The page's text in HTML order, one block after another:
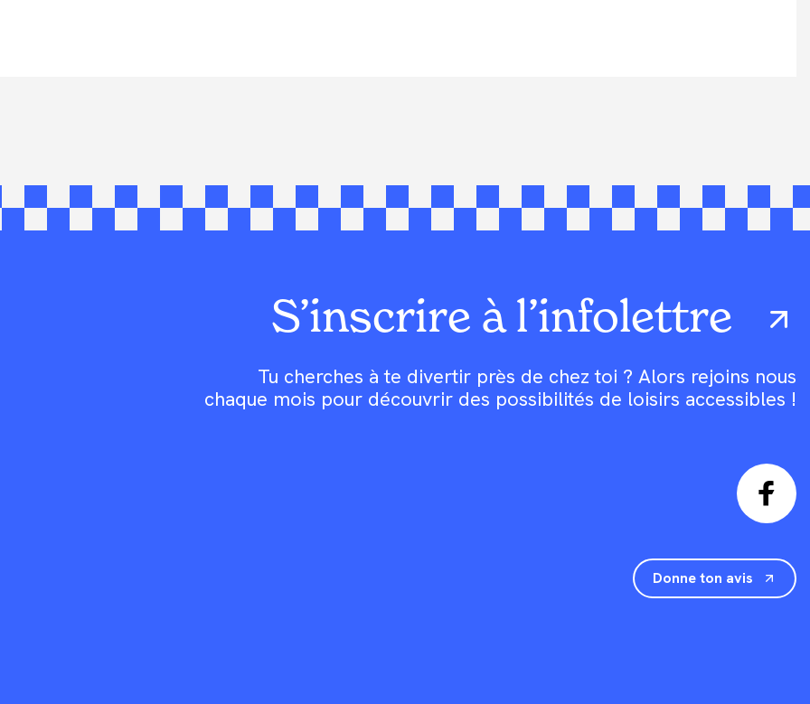
S’inscrire à l’infolettre
Tu cherches à te divertir près de chez toi ? Alors rejoins nous
chaque mois pour découvrir des possibilités de loisirs accessibles !
Donne ton avis